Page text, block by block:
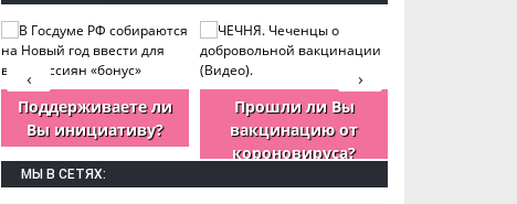
Поддерживаете ли
Вы инициативу?
Прошли ли Вы
вакцинацию от
короновируса?
›
‹
МЫ В СЕТЯХ: